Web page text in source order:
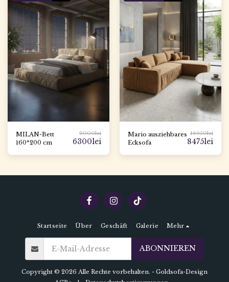
MILAN-Bett
160*200 cm
9000lei
6300lei
Mario ausziehbares
Ecksofa
16950lei
8475lei
Startseite Über Geschäft Galerie Mehr
ABONNIEREN
Copyright © 2026 Alle Rechte vorbehalten. - Goldsofa-Design